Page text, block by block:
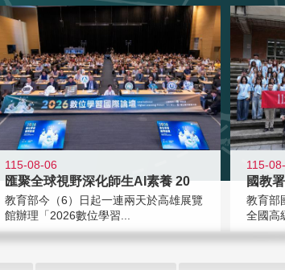
115-08-06
匯聚全球視野深化師生AI素養 20
教育部今（6）日起一連兩天於高雄展覽
館辦理「2026數位學習...
115-
教育部
全國高